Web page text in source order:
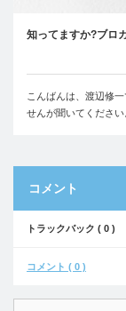
知ってますか?ブロ
こんばんは、渡辺修
せんが聞いてください
コメント
トラックバック ( 0 )
コメント ( 0 )